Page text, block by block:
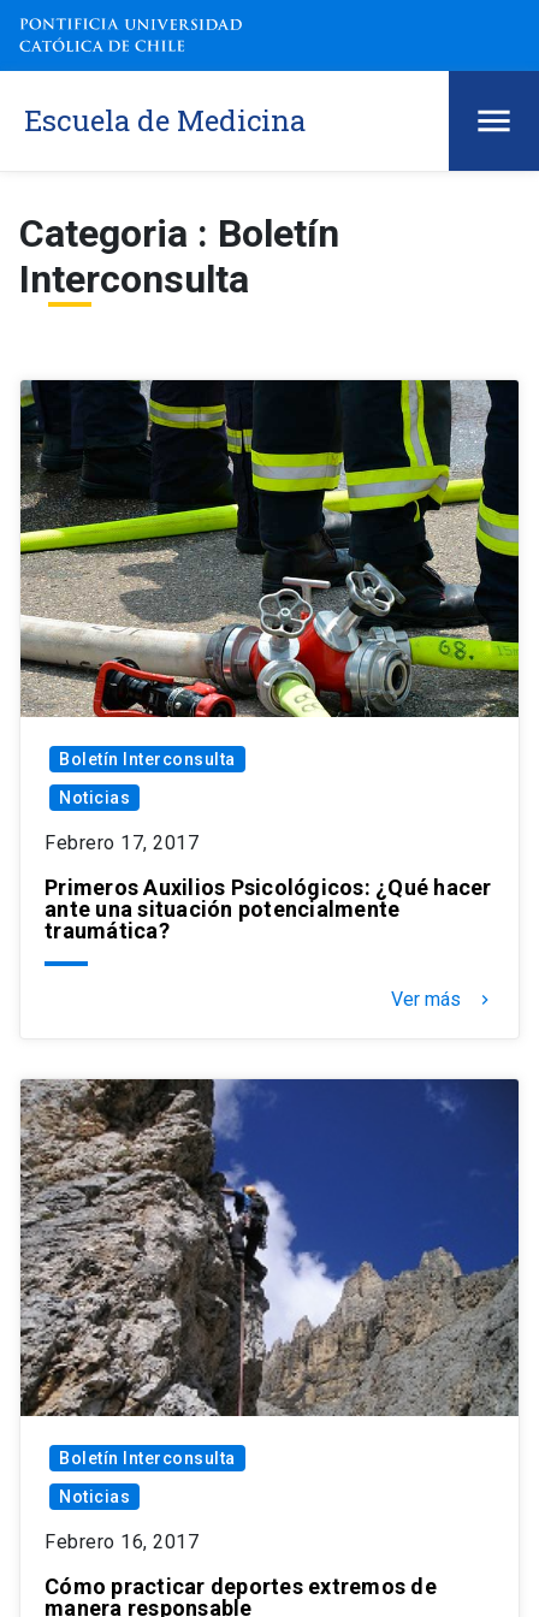
Escuela de Medicina
Categoria : Boletín
Interconsulta
Boletín Interconsulta
Noticias
Febrero 17, 2017
Primeros Auxilios Psicológicos: ¿Qué hacer
ante una situación potencialmente
traumática?
Ver más keyboard_arrow_right
Boletín Interconsulta
Noticias
Febrero 16, 2017
Cómo practicar deportes extremos de
manera responsable